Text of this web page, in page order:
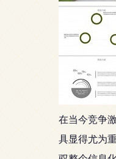
在当今竞争
具显得尤为